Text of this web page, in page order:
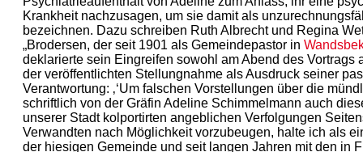
Krankheit nachzusagen, um sie damit als
bezeichnen. Dazu schreiben Ruth Albrecht und Regina
„Brodersen, der seit 1901 als Gemeindepastor in
deklarierte sein Eingreifen sowohl am Abend des Vortrags
der veröffentlichten Stellungnahme als Ausdruck seiner
Verantwortung: ‚‘Um falschen Vorstellungen über die
schriftlich von der Gräfin Adeline Schimmelmann auch
unserer Stadt kolportirten angeblichen Verfolgungen
Verwandten nach Möglichkeit vorzubeugen, halte ich als
der hiesigen Gemeinde und seit langen Jahren mit den in